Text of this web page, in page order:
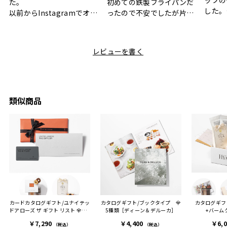
た。
以前からInstagramでオシ
と大好きなカレーのセット
ちらも大変気に入ったと写
った時は、HYACCAギフト
を選んでよかったし他の友
人にもお勧めしたいと感じ
ました。
ルアドレスを誤って入力し
登録してログインできなく
困った際にも、迅速に回答
連絡があり大変助かりまし
初めての鉄製フライパンだ
ったので不安でしたが片手
利です。洗い物も減って一
で、いい思い出になりまし
した。
ヒー
す。
レビューを書く
類似商品
カードカタログギフト/ユナイテッ
ドアローズ ザ ギフト リスト 全3種
￥7,290 （税込）
カタログギフト/ブックタイプ 全
5種類［ディーン＆デルーカ］
￥4,400 （税込）
カタログギ
+バーム
￥